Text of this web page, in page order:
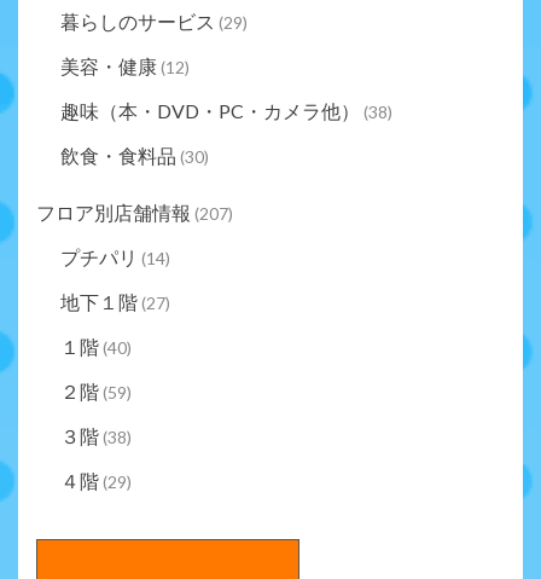
暮らしのサービス (29)
美容・健康(12)
趣味（本・DVD・PC・カメラ他） (38)
飲食・食料品 (30)
フロア別店舗情報 (207)
プチパリ (14)
地下１階(27)
１階(40)
２階(59)
３階(38)
４階(29)